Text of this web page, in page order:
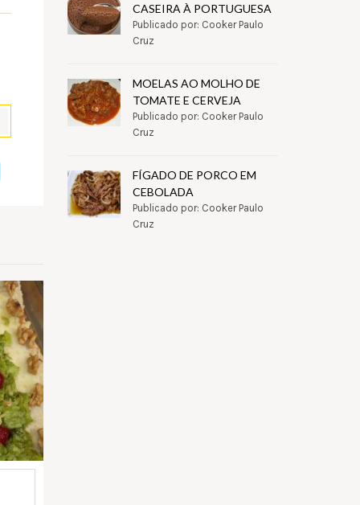
CASEIRA À PORTUGUESA
Publicado por: Cooker Paulo
Cruz
MOELAS AO MOLHO DE
TOMATE E CERVEJA
Publicado por: Cooker Paulo
Cruz
FÍGADO DE PORCO EM
CEBOLADA
Publicado por: Cooker Paulo
Cruz